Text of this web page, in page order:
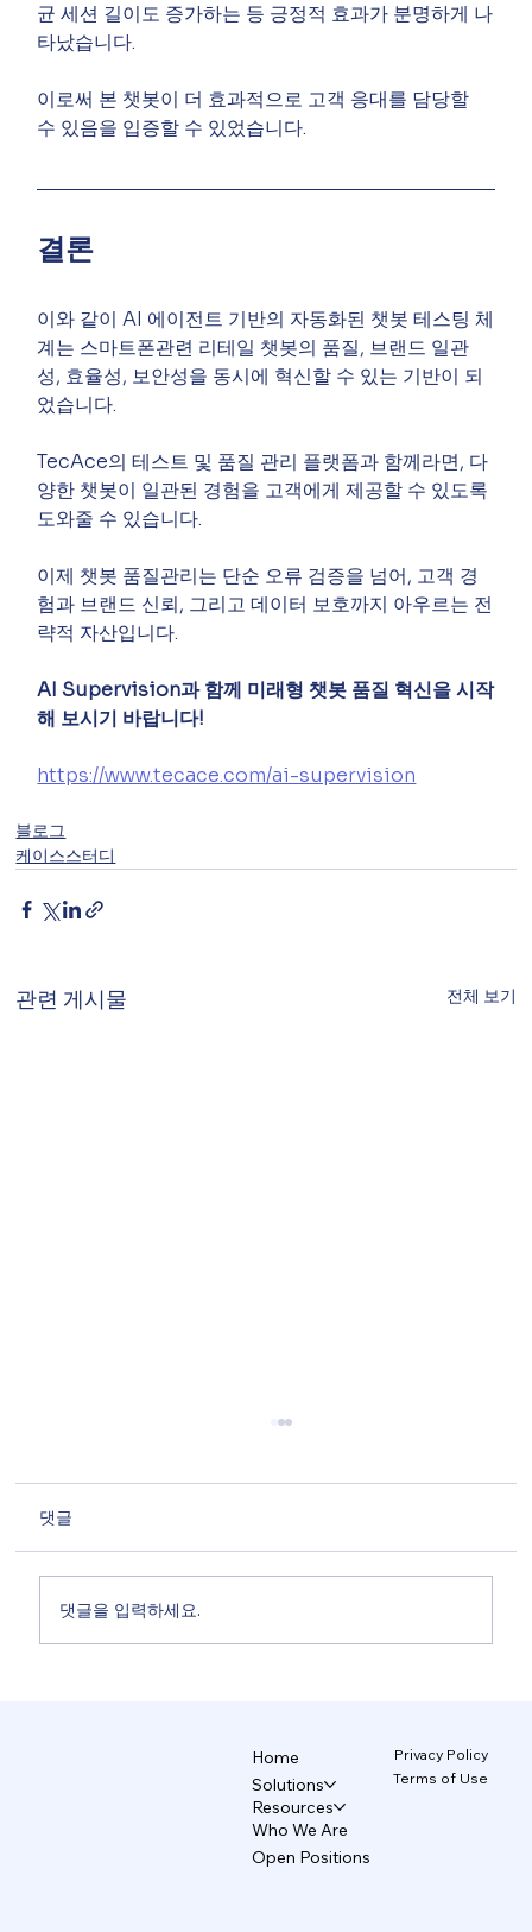
균 세션 길이도 증가하는 등 긍정적 효과가 분명하게 나
타났습니다.
이로써 본 챗봇이 더 효과적으로 고객 응대를 담당할
수 있음을 입증할 수 있었습니다.
결론
이와 같이 AI 에이전트 기반의 자동화된 챗봇 테스팅 체
계는 스마트폰관련 리테일 챗봇의 품질, 브랜드 일관
성, 효율성, 보안성을 동시에 혁신할 수 있는 기반이 되
었습니다.
TecAce의 테스트 및 품질 관리 플랫폼과 함께라면, 다
양한 챗봇이 일관된 경험을 고객에게 제공할 수 있도록
도와줄 수 있습니다.
이제 챗봇 품질관리는 단순 오류 검증을 넘어, 고객 경
험과 브랜드 신뢰, 그리고 데이터 보호까지 아우르는 전
략적 자산입니다.
AI Supervision과 함께 미래형 챗봇 품질 혁신을 시작
해 보시기 바랍니다!
https://www.tecace.com/ai-supervision
블로그
케이스스터디
관련 게시물 전체 보기
댓글
댓글을 입력하세요.
Home
Solutions
Resources
Who We Are
Open Positions
Privacy Policy
Terms of Use